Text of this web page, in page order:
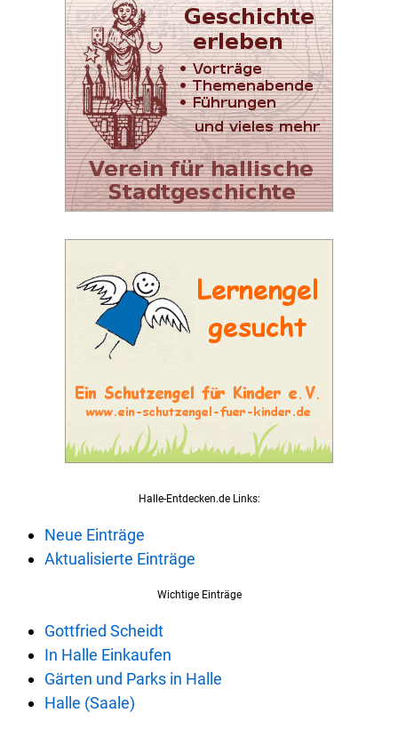
Halle-Entdecken.de Links:
Neue Einträge
Aktualisierte Einträge
Wichtige Einträge
Gottfried Scheidt
In Halle Einkaufen
Gärten und Parks in Halle
Halle (Saale)